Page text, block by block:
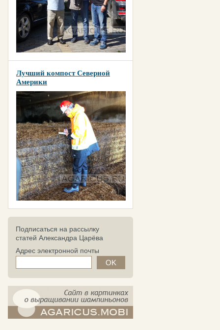
Лучший компост Северной
Америки
Подписаться на рассылку
статей Александра Царёва
Адрес электронной почты